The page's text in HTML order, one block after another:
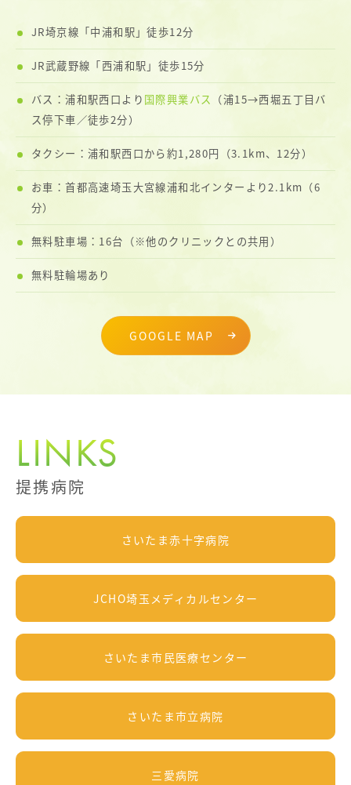
JR埼京線「中浦和駅」徒歩12分
JR武蔵野線「西浦和駅」徒歩15分
バス：浦和駅西口より 国際興業バス
（浦15→西堀五丁目バ
ス停下車／徒歩2分）
タクシー：浦和駅西口から約1,280円（3.1km、12分）
お車：首都高速埼玉大宮線浦和北インターより2.1km（6
分）
無料駐車場：16台（※他のクリニックとの共用）
無料駐輪場あり
GOOGLE MAP
LINKS
提携病院
さいたま赤十字病院
JCHO埼玉メディカルセンター
さいたま市民医療センター
さいたま市立病院
三愛病院